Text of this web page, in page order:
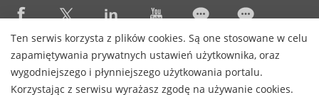
Ten serwis korzysta z plików cookies. Są one stosowane w celu
zapamiętywania prywatnych ustawień użytkownika, oraz
wygodniejszego i płynniejszego użytkowania portalu.
Korzystając z serwisu wyrażasz zgodę na używanie cookies.
Koncentracja na jakości
Skontaktuj się z nami
Kariera
Znajdź partnera technologicznego
Hikvision Embedded Open Platform
Gdzie kupić?
eLearning Hikvision
Lista eventów
Skontaktuj się z nami